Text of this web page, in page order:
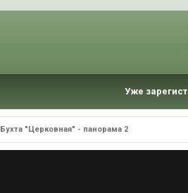
Уже
Бухта "Церковная" - панорама 2